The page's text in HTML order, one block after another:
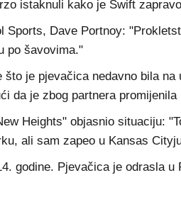
istaknuli kako je Swift
Dave Portnoy:
po šavovima."
što je pjevačica nedavno bila
da je zbog partnera
Heights" objasnio situaciju:
ali sam zapeo u Kansas
godine. Pjevačica je odrasla